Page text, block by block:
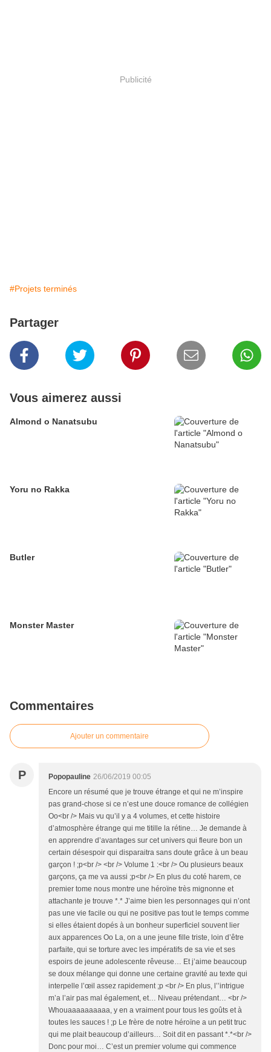
Publicité
#Projets terminés
Partager
Vous aimerez aussi
Almond o Nanatsubu
Yoru no Rakka
Butler
Monster Master
Commentaires
Ajouter un commentaire
P Popopauline 26/06/2019 00:05
Encore un résumé que je trouve étrange et qui ne m’inspire pas grand-chose si ce n’est une douce romance de collégien Oo<br /> Mais vu qu’il y a 4 volumes, et cette histoire d’atmosphère étrange qui me titille la rétine… Je demande à en apprendre d’avantages sur cet univers qui fleure bon un certain désespoir qui disparaitra sans doute grâce à un beau garçon ! ;p<br /> <br /> Volume 1 :<br /> Ou plusieurs beaux garçons, ça me va aussi ;p<br /> En plus du coté harem, ce premier tome nous montre une héroïne très mignonne et attachante je trouve *.* J’aime bien les personnages qui n’ont pas une vie facile ou qui ne positive pas tout le temps comme si elles étaient dopés à un bonheur superficiel souvent lier aux apparences Oo La, on a une jeune fille triste, loin d’être parfaite, qui se torture avec les impératifs de sa vie et ses espoirs de jeune adolescente rêveuse… Et j’aime beaucoup se doux mélange qui donne une certaine gravité au texte qui interpelle l’œil assez rapidement ;p <br /> En plus, l’’intrigue m’a l’air pas mal également, et… Niveau prétendant… <br /> Whouaaaaaaaaaa, y en a vraiment pour tous les goûts et à toutes les sauces ! ;p Le frère de notre héroïne a un petit truc qui me plait beaucoup d’ailleurs… Soit dit en passant *.*<br /> Donc pour moi… C’est un premier volume qui commence bien et tout en douceur, même si le coté multi-prétendants qui se dessine m’inquiète un peu Oo Si l’auteur gère bien ses personnages, ça devrait passer sans soucis, mais si elle tombe dans les caricatures du genre… Ouch ! Ca me ferait un peu mal, car les liens qui sont établis pour le moment me plaisent énormément et laisse présager des rivalités que je suis impatiente de voir traiter plus en profondeur *.*<br /> J’aimerais beaucoup plus de flash back de l’enfance des personnages aussi <3 Notamment du grand frère de l’héroïne qui m’interpelle grandement dans ce premier tome ;p <br /> <br /> Enfin… Je croise les doigts pour que la malédiction ne frappe pas cette suite que je me languis de dévorer ^^<br /> <br /> Volume 2 :<br /> Ha, je croyais que c’étais du à la fatigue, mais je note que la traduction de ce volume me parait plus claire et compréhensible que celle du tome précédent Oo Ce qui est une excellente chose car les sentiments de notre Demoiselle sont traités avec un sérieux tout en suggestion qu’il aurait vraiment été dommage de louper !!! *.*<br /> Et que dire de notre beau Senpai qui m’a donné des frissons de plaisir tant son caractère fait de lui un personnage qu’on rêve de connaitre plus en détails ? <3<br /> Que dire de cette relation toute en tension qu’on n’aurait jamais pu deviner tant le premier volet donnait une impression de douceur remplacé ici par quelque chose de très fort que j’associerais facilement à la perte de « l’innocence » de notre Demoiselle qui semble quitter le monde des contes de fée pour la dure réalité ?! *.*<br /> Rhoooo, j’aime beaucoup ce que je vois dans ce tome ! ^^<br /> Et je dois dire que, comme souvent… Je ne m’attendais vraiment pas à ce que je viens de découvrir ! <3 Honnêtement, j’étais partie dans l’idée que cette histoire serait une petite romance tranquille et sans prise de tête ou rebondissement vraiment percutant ou digne de ce nom, et là… Vlam ! Claque magistrale en mode Fatality !!!! <3 <br /> Quelle merveilleuse surprise que ce tome tout en intensité, révélation et émotion *.*<br /> Je suis… Agréablement conquise et je demande à en savoir plus maintenant qu’on rentre dans un arc qui me fait ENORMEMENT pensé à une sorte de relation sadomasochiste qui me rend toute chose tant c’est suggéré avec une finesse et une cruauté presque poétique <3<br /> Non, vraiment, c’est une très belle et fascinante intrigue *.* Que ce soit au niveau de la romance principale, des personnages ou même des petits détails qui nous suivent et qui apporte à l’univers un peu de magie et de réalisme tout à la fois… J’adore ! ^^<br /> <br /> En fait, je suis totalement séduite par le fait que ça à l’air à la fois très vraie et très romancé en même temps <3 Un mélange des styles aussi contradictoire et qui se marient aussi bien, ça s’applaudis à chaude main !!! XD<br /> Alors autant dire que je suis plus qu’enthousiasme et impatiente de voir ce que la Mangaka à d’autre à nous offrir en terme de surprise et de révélation qui nous laisseront la bouche béante et les yeux écarquillés, comme ce fut le cas pour moi lors de certains passages de se second volet *.*<br /> <br /> Volume 3 :<br /> Héhéhé, ce début de tome m’a un peu… Heurté si j’ose dire ^^ (ouais, moi, heurté dans un Shôjô… Mais où va le monde ???? X.X)<br /> Le truc, c’est que notre Demoiselle fait tellement jeune (il me semble qu’elle a seize ans mais on dirait tellement qu’elle a treize quatorze ans… Oo) que lorsque sa relation amoureuse se concrétise… Mon esprit mal placé a du mal à pas voir notre beau brun comme un pervers fan de loli, alors que, techniquement… Ils n’ont que 4 ans d’écart !!! Oo Et en plus… Mais pas du tout !!! Je le sais au fond de mon petit cœur romantique ^^<br /> Mais je crois que j’aurais voulu que cette relation reste « pure » dans le sens ou ils ne mettent pas de mot dessus avant la fin…<br /> Pourtant, il fait des choses pas clean dans le second tome, mais là ou il n’y avait que provocations, cette fois-ci… Elle est tellement innocente, qu’avec son propre vécus en la matière, je crois que j’aurais été plus sensible à leur amour si il avait lutté contre jusqu’au dernier chapitre, je crois ;p <br /> Après, je sais qu’il est jeune, mais il fait tellement mature et « vieux » à côté d’elle… On dirait tellement une relation entre une jeune fille de 14 ans et un homme d’une trentaine d’année que la scène de la piscine m’a inexplicablement mise mal à l’aise, tout comme le moment sur le toit !! Oo Ils il n’y passe rien de vraiment particulier en plus, mais je ne sais pas… Ma perversion extrême me joue des tours je crois (le manque de Yaoi est mauvais pour la santé mentale XD) Et le graphisme n’aide pas, car il infantilise énormément notre héroïne je trouve… (a noté que ça ne me gênait pas jusqu’ici… Je suis trop chiante quand il est question de Shôjô ;p)<br /> Enfin… <br /> Mise à part ce mauvais del d’interprétation qui s’estompe graduellement au fil des pages… <br /> J’aime bien ce tome qui nous en apprends plus sur la vie de celui que j’ai osé prendre pour en pervers ! XD Alors qu’il est tout mignon, en vrais, mais je ne sais pas… Son armure était trop bien mise en place pour que je vois vraiment à travers avant qu’il ne décide de l’enlever totalement et sans restriction aucune <3 <br /> …<br /> OH MON DIEU !!!!!!!!!!!!!!! Oo<br /> La révélation qui est faite dans ce tome… (Ouais, je commente parfois en cours de lecture pour sortir une idée de ma tête ou la partagé avant que je ne l’oublie, et là… La repise de lecture fut fatal !!! XD)<br /> Whouaaaaaa, la Mangaka est vraiment de plus en surprenante <3 Une fois encore, je l’avais pas du tout vu venir celle là !!!! XD<br /> <br /> Non, vraiment, c’est du grand art ^^ Et ça me rend vraiment très TRES curieuse de voir comment tout va se conclure ^^<br /> Je peux pas attendre ;p<br /> <br /> Volume 4 :<br /> Hihihi, je ne sais pas pourquoi, mais le dernier acte m’a mise les larmes aux yeux tellement c’est le genre de fin absolument parfaite qu’on espère voir dans un style d’intrigue aussi « complexe » que celle-ci *.*<br /> J’ai trouvé ce tome tout aussi prenante et joliment écrit que les précédents, bien que je regrette un peu le moment de la plage qui m’a laissé une impression… D’humour et de complicité qui est tombé totalement à l’eau avant que la Mangaka ne me prenne par la main pour me ramener sur le rivage ;p<br /> Mais la fin… Et même la partie de doute avant la grande résolution… Rhooooo, mais que c’est beau et tragique cette histoire <3<br /> J’ai adoré suivre ces personnages, et notamment l’héroine qui bénéficie d’une évolution plutôt spectaculaire et qui fait très plaisir quand on se rappelle d’elle dans le premier chapitre <3<br /> Mais en vrais, je suis assez… Mitigé sur mon avis final ^^<br /> Autant j’ai adoré l’histoire, la façon dont elle est racontée et les personnages ainsi que leur relation qui nous sont présenté, autant je trouve que ça manque d’approfondissement tant le sujet est fascinant et pas souvent exploité de façon aussi belle, sincère et réaliste <3<br /> J’aurais voulu qu’on voit notre petit couple plus souvent ensemble après la grande révélation… En fait, j’aurais bien aimé que l’histoire continue dans cette direction tant le propos me semble original et peu utiliser dans les lectures que j’ai eu jusqu’à présent ^^ Et comme je suis une grosse fan de ce genre de relation si… Tendancieuse et proscrite… Rhoooo, mais pourquoi la Mangaka s’est-elle débinait et arrêté en plein élan ???<br /> Non, en vrais, si ce n’est cette frustration de ne pas en voir d’avantage… Je suis bluffé par cette petite série qui est bien loin de l’idée que je m’en faisais quand j’ais attaqué ma lecture <3<br /> <br /> Donc un définitif… C’est un coup de cœur pour tant je me suis laissé séduire par notre Demoiselle que je trouve vraiment adorable et parfaitement représentative d’une jeune fille timide mais néanmoins courage et déterminé *.* Si ce n’est le passage de la plage et sa proportion à toujours se dévalorisé, même quand ce n’est pas du tout ça faute, je l’ai trouvé relativement mature bien que très innocente pour le monde qui l’entoure ^^ <br /> Notre héro est tout simplement fascinant même si je regrette le graphisme de la scène du toit et de la piscine qui laisse vraiment une impression visuelle assez… Dérangeante voir même prédatrice qui n’a rien à foutre la Oo<br /> <br /> Mais autrement… Le résumé et la couverture ne font définitivement pas honneur au petit bijou que représente cette série aux multiples facettes <3 Ca reste très classique et facile à lire, mais je salue la Mangaka pour avoir aborder avec naturel et simplicité une romance qui peut f